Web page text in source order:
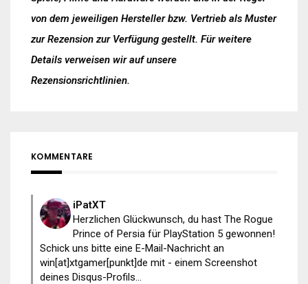
von dem jeweiligen Hersteller bzw. Vertrieb als Muster
zur Rezension zur Verfügung gestellt. Für weitere
Details verweisen wir auf unsere
Rezensionsrichtlinien.
KOMMENTARE
iPatXT
Herzlichen Glückwunsch, du hast The Rogue
Prince of Persia für PlayStation 5 gewonnen!
Schick uns bitte eine E-Mail-Nachricht an
win[at]xtgamer[punkt]de mit - einem Screenshot
deines Disqus-Profils...